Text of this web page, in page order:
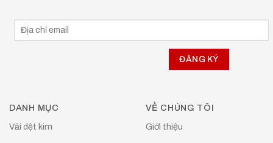
DANH MỤC
Vải dệt kim
VỀ CHÚNG TÔI
Giới thiệu